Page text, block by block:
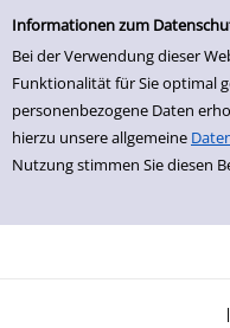
Einfache Suche
Informationen zum
Bei der Verwendung dieser
Funktionalität für Sie optimal
personenbezogene Daten
hierzu unsere allgemeine
Nutzung stimmen Sie diesen
Zur Detailanzeige springen